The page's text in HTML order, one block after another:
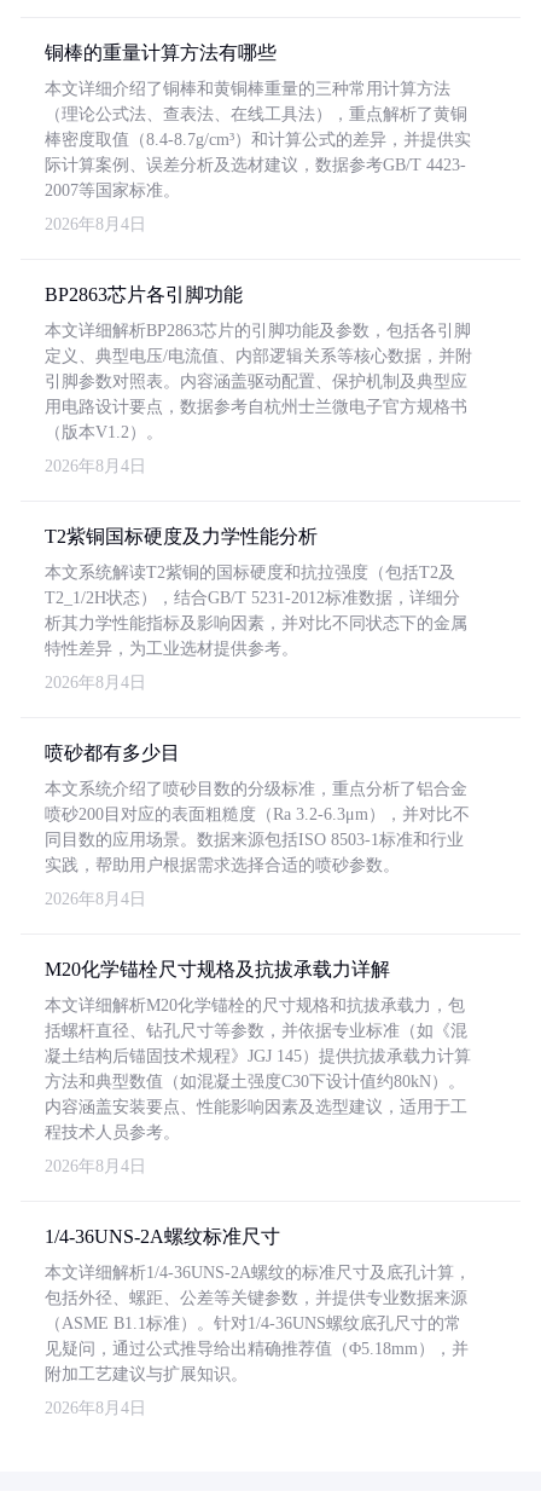
铜棒的重量计算方法有哪些
本文详细介绍了铜棒和黄铜棒重量的三种常用计算方法
（理论公式法、查表法、在线工具法），重点解析了黄铜
棒密度取值（8.4-8.7g/cm³）和计算公式的差异，并提供实
际计算案例、误差分析及选材建议，数据参考GB/T 4423-
2007等国家标准。
2026年8月4日
BP2863芯片各引脚功能
本文详细解析BP2863芯片的引脚功能及参数，包括各引脚
定义、典型电压/电流值、内部逻辑关系等核心数据，并附
引脚参数对照表。内容涵盖驱动配置、保护机制及典型应
用电路设计要点，数据参考自杭州士兰微电子官方规格书
（版本V1.2）。
2026年8月4日
T2紫铜国标硬度及力学性能分析
本文系统解读T2紫铜的国标硬度和抗拉强度（包括T2及
T2_1/2H状态），结合GB/T 5231-2012标准数据，详细分
析其力学性能指标及影响因素，并对比不同状态下的金属
特性差异，为工业选材提供参考。
2026年8月4日
喷砂都有多少目
本文系统介绍了喷砂目数的分级标准，重点分析了铝合金
喷砂200目对应的表面粗糙度（Ra 3.2-6.3μm），并对比不
同目数的应用场景。数据来源包括ISO 8503-1标准和行业
实践，帮助用户根据需求选择合适的喷砂参数。
2026年8月4日
M20化学锚栓尺寸规格及抗拔承载力详解
本文详细解析M20化学锚栓的尺寸规格和抗拔承载力，包
括螺杆直径、钻孔尺寸等参数，并依据专业标准（如《混
凝土结构后锚固技术规程》JGJ 145）提供抗拔承载力计算
方法和典型数值（如混凝土强度C30下设计值约80kN）。
内容涵盖安装要点、性能影响因素及选型建议，适用于工
程技术人员参考。
2026年8月4日
1/4-36UNS-2A螺纹标准尺寸
本文详细解析1/4-36UNS-2A螺纹的标准尺寸及底孔计算，
包括外径、螺距、公差等关键参数，并提供专业数据来源
（ASME B1.1标准）。针对1/4-36UNS螺纹底孔尺寸的常
见疑问，通过公式推导给出精确推荐值（Φ5.18mm），并
附加工艺建议与扩展知识。
2026年8月4日